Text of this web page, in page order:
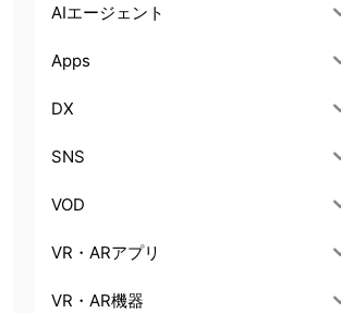
AIエージェント
Apps
DX
SNS
VOD
VR・ARアプリ
VR・AR機器